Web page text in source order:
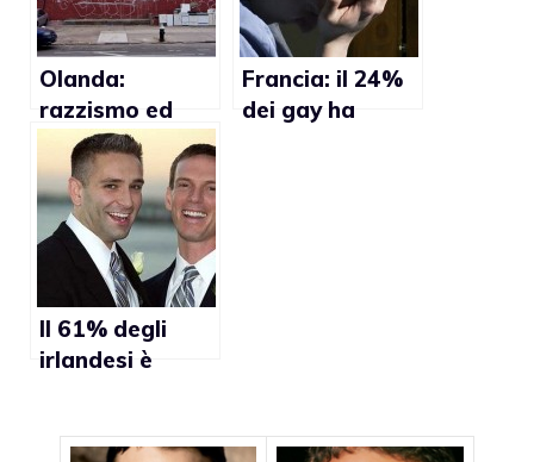
Olanda:
razzismo ed
omofobia in
aumento negli
ambienti caotici
Francia: il 24%
dei gay ha
Il 61% degli
irlandesi è